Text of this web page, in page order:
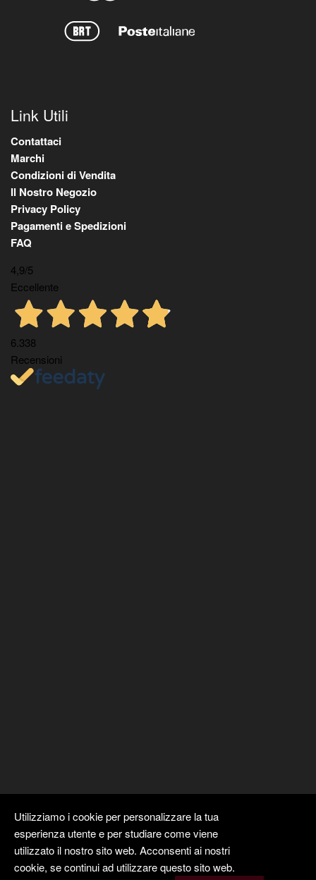
Link Utili
Contattaci
Marchi
Condizioni di Vendita
Il Nostro Negozio
Privacy Policy
Pagamenti e Spedizioni
FAQ
4,9/5
Eccellente
6.338
Recensioni
Utilizziamo i cookie per personalizzare la tua
esperienza utente e per studiare come viene
utilizzato il nostro sito web. Acconsenti ai nostri
cookie, se continui ad utilizzare questo sito web.